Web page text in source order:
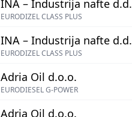
INA – Industrija nafte d.d.
EURODIZEL CLASS PLUS
INA – Industrija nafte d.d.
EURODIZEL CLASS PLUS
Adria Oil d.o.o.
EURODIESEL G-POWER
Adria Oil d.o.o.